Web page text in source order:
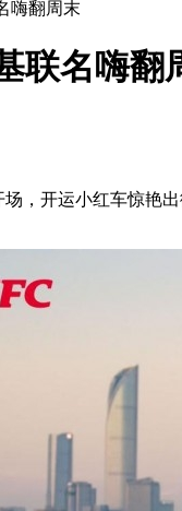
嗨翻周末
联名嗨翻
，开运小红车惊艳